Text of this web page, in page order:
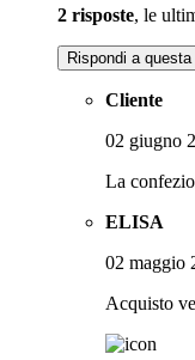
2 risposte, le
Rispondi a
Cliente
02 giugno
La
ELISA
02 maggio
Acquisto